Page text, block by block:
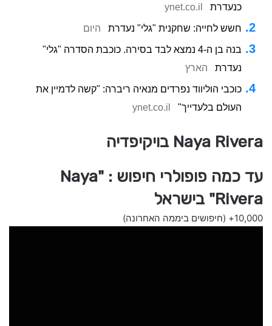
כנעדרת
ynet.co.il
חשש לחייה: שחקנית "גלי" נעדרת היום
בנה בן ה-4 נמצא לבד בסירה. כוכבת הסדרה "גלי"
נעדרת
הארץ
כוכבי הוליווד נפרדים מנאיה ריברה: "קשה לדמיין את
העולם בלעדייך"
ynet.co.il
Naya Rivera בויקיפדיה
עד כמה פופולרי חיפוש : "Naya
Rivera" בישראל
10,000+ (חיפושים ביממה האחרונה)